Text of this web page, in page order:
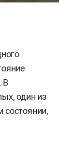
В
один из
состоянии,